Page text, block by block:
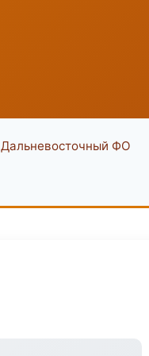
Дальневосточный ФО